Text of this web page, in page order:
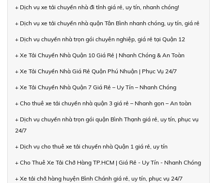
+ Dịch vụ xe tải chuyển nhà đi tỉnh giá rẻ, uy tín, nhanh chóng!
+ Dịch vụ xe tải chuyển nhà quận Tân Bình nhanh chóng, uy tín, giá rẻ
+ Dịch vụ chuyển nhà trọn gói chuyên nghiệp, giá rẻ tại Quận 12
+ Xe Tải Chuyển Nhà Quận 10 Giá Rẻ | Nhanh Chóng & An Toàn
+ Xe Tải Chuyển Nhà Giá Rẻ Quận Phú Nhuận | Phục Vụ 24/7
+ Xe Tải Chuyển Nhà Quận 7 Giá Rẻ – Uy Tín – Nhanh Chóng
+ Cho thuê xe tải chuyển nhà quận 3 giá rẻ – Nhanh gọn – An toàn
+ Dịch vụ chuyển nhà trọn gói quận Bình Thạnh giá rẻ, uy tín, phục vụ
24/7
+ Dịch vụ cho thuê xe tải chuyển nhà Quận 1 giá rẻ, uy tín
+ Cho Thuê Xe Tải Chở Hàng TP.HCM | Giá Rẻ - Uy Tín - Nhanh Chóng
+ Xe tải chở hàng huyện Bình Chánh giá rẻ, uy tín, phục vụ 24/7